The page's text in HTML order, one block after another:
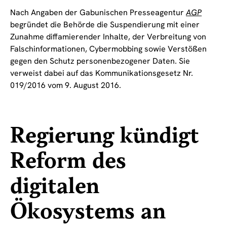
Nach Angaben der Gabunischen Presseagentur AGP
begründet die Behörde die Suspendierung mit einer
Zunahme diffamierender Inhalte, der Verbreitung von
Falschinformationen, Cybermobbing sowie Verstößen
gegen den Schutz personenbezogener Daten. Sie
verweist dabei auf das Kommunikationsgesetz Nr.
019/2016 vom 9. August 2016.
Regierung kündigt
Reform des
digitalen
Ökosystems an